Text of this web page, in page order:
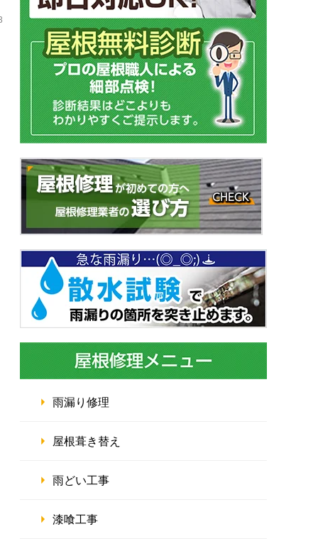
雨漏り修理
屋根葺き替え
雨どい工事
漆喰工事